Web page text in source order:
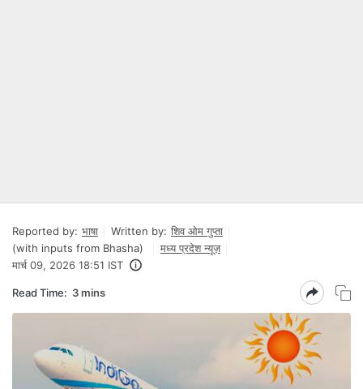
Reported by: भाषा Written by: शिव ओम गुप्ता
(with inputs from Bhasha)
मध्य प्रदेश न्यूज़
मार्च 09, 2026 18:51 IST
Read Time: 3 mins